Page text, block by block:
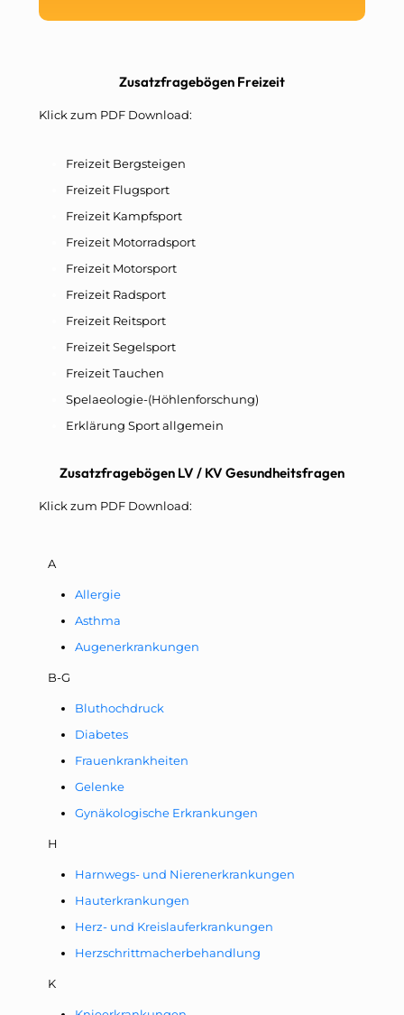
Zusatzfragebögen Freizeit
Klick zum PDF Download:
Freizeit Bergsteigen
Freizeit Flugsport
Freizeit Kampfsport
Freizeit Motorradsport
Freizeit Motorsport
Freizeit Radsport
Freizeit Reitsport
Freizeit Segelsport
Freizeit Tauchen
Spelaeologie-(Höhlenforschung)
Erklärung Sport allgemein
Zusatzfragebögen LV / KV Gesundheitsfragen
Klick zum PDF Download:
A
Allergie
Asthma
Augenerkrankungen
B-G
Bluthochdruck
Diabetes
Frauenkrankheiten
Gelenke
Gynäkologische Erkrankungen
H
Harnwegs- und Nierenerkrankungen
Hauterkrankungen
Herz- und Kreislauferkrankungen
Herzschrittmacherbehandlung
K